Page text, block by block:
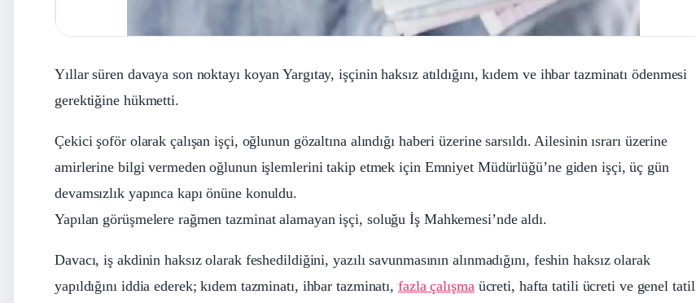
Yıllar süren davaya son noktayı koyan Yargıtay, işçinin haksız atıldığını, kıdem ve ihbar tazminatı ödenmesi
gerektiğine hükmetti.
Çekici şoför olarak çalışan işçi, oğlunun gözaltına alındığı haberi üzerine sarsıldı. Ailesinin ısrarı üzerine
amirlerine bilgi vermeden oğlunun işlemlerini takip etmek için Emniyet Müdürlüğü’ne giden işçi, üç gün
devamsızlık yapınca kapı önüne konuldu.
Yapılan görüşmelere rağmen tazminat alamayan işçi, soluğu İş Mahkemesi’nde aldı.
Davacı, iş akdinin haksız olarak feshedildiğini, yazılı savunmasının alınmadığını, feshin haksız olarak
yapıldığını iddia ederek; kıdem tazminatı, ihbar tazminatı, fazla çalışmaücreti, hafta tatili ücreti ve genel tatil